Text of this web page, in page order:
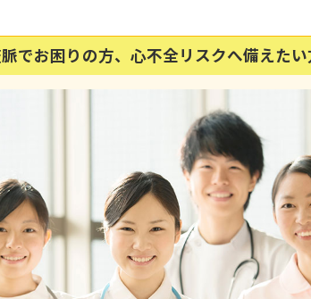
でお困りの方、心不全リスクへ備えたい